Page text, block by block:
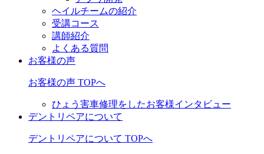
ヘイルチームの紹介
受講コース
講師紹介
よくある質問
お客様の声
お客様の声 TOPへ
ひょう害車修理をしたお客様インタビュー
デントリペアについて
デントリペアについて TOPへ